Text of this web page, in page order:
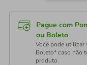
Pague com
ou Boleto
Você pode utilizar
Boleto* caso não
produto.